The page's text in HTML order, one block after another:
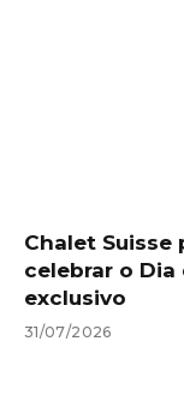
Chalet Suisse
celebrar o
exclusivo
31/07/2026